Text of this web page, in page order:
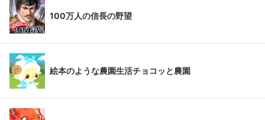
100万人の信長の野望
絵本のような農園生活チョコッと農園